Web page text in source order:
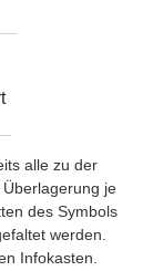
alle zu der
je
des Symbols
werden.
Infokasten.